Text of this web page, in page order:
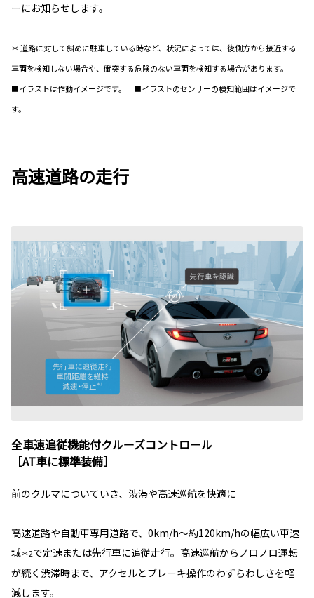
ーにお知らせします。
＊ 道路に対して斜めに駐車している時など、状況によっては、後側方から接近する
車両を検知しない場合や、衝突する危険のない車両を検知する場合があります。
■イラストは作動イメージです。 ■イラストのセンサーの検知範囲はイメージで
す。
高速道路の走行
全車速追従機能付クルーズコントロール
［AT車に標準装備］
前のクルマについていき、渋滞や高速巡航を快適に
高速道路や自動車専用道路で、0km/h～約120km/hの幅広い車速
域＊2で定速または先行車に追従走行。高速巡航からノロノロ運転
が続く渋滞時まで、アクセルとブレーキ操作のわずらわしさを軽
減します。